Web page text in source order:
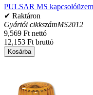
PULSAR MS
✔ Raktáron
Gyártói cikkszámMS2012
9,569 Ft nettó
12,153 Ft bruttó
Kosárba